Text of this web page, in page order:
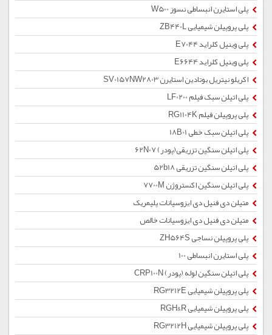
پلی استایرن انبساطی نسوز W500
پلی پروپیلن شیمیایی ZB440L
پلی وینیل کلراید E7044
پلی وینیل کلراید E6644
اکریلو نیتریل بوتادین استایرن SV0157NW2803
پلی اتیلن سبک فیلم LF0200
پلی پروپیلن فیلم RG1104K
پلی اتیلن سبک خطی 18B01
پلی اتیلن سنگین تزریقی(پودر) 62N07
پلی اتیلن سنگین تزریقی 52b18
پلی اتیلن سنگین اکستروژن 7700M
متیلن دی فنیل دی ایزوسیانات پلیمریک
متیلن دی فنیل دی ایزوسیانات خالص
پلی پروپیلن نساجی ZH564S
پلی استایرن انبساطی 100
پلی اتیلن سنگین لوله (پودر) CRP100N
پلی پروپیلن شیمیایی RG3212E
پلی پروپیلن شیمیایی RGH&R
پلی پروپیلن شیمیایی RG3212H